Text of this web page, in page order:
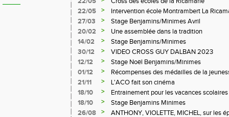
22/05
>
Intervention école Montrambert La
27/03
>
Stage Benjamins/Minimes Avril
20/02
>
Une assemblée dans la tradition
14/02
>
Stage Benjamins/Minimes
30/12
>
VIDEO CROSS GUY DALBAN 2023
12/12
>
Stage Noël Benjamins/Minimes
01/12
>
Récompenses des médailles de la
21/11
>
L'ACO fait son cinéma
18/10
>
Entrainement pour les vacances scolaires
18/10
>
Stage Benjamins Minimes
26/08
>
ANTHONY, VIOLETTE, MICHEL, sur les